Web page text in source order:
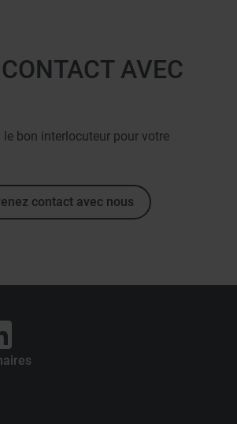
AVEC
bon interlocuteur pour votre
contact avec nous